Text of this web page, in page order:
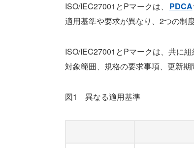
ISO/IEC27001とPマークは、 PDCA
適用基準や要求が異なり、2つの制
ISO/IEC27001とPマークは、共に
対象範囲、規格の要求事項、更新
図1 異なる適用基準